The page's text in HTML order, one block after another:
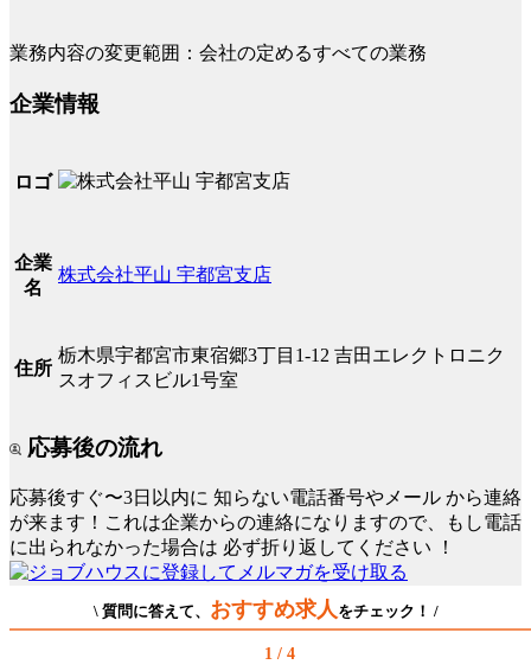
業務内容の変更範囲：会社の定めるすべての業務
企業情報
ロゴ
企業
名
株式会社平山 宇都宮支店
住所
栃木県宇都宮市東宿郷3丁目1-12 吉田エレクトロニク
スオフィスビル1号室
応募後の流れ
応募後すぐ〜3日以内に 知らない電話番号やメール から連絡
が来ます！これは企業からの連絡になりますので、もし電話
に出られなかった場合は 必ず折り返してください ！
\ 質問に答えて、 おすすめ求人 をチェック！ /
1 / 4